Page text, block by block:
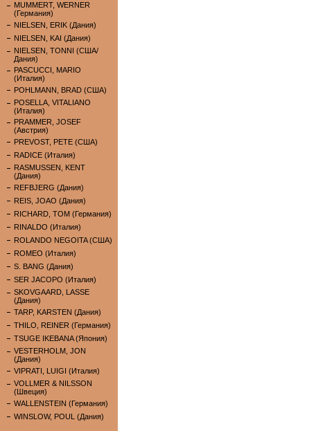
MUMMERT, WERNER
(Германия)
NIELSEN, ERIK (Дания)
NIELSEN, KAI (Дания)
NIELSEN, TONNI (США/
Дания)
PASCUCCI, MARIO
(Италия)
POHLMANN, BRAD (США)
POSELLA, VITALIANO
(Италия)
PRAMMER, JOSEF
(Австрия)
PREVOST, PETE (США)
RADICE (Италия)
RASMUSSEN, KENT
(Дания)
REFBJERG (Дания)
REIS, JOAO (Дания)
RICHARD, TOM (Германия)
RINALDO (Италия)
ROLANDO NEGOITA (США)
ROMEO (Италия)
S. BANG (Дания)
SER JACOPO (Италия)
SKOVGAARD, LASSE
(Дания)
TARP, KARSTEN (Дания)
THILO, REINER (Германия)
TSUGE IKEBANA (Япония)
VESTERHOLM, JON
(Дания)
VIPRATI, LUIGI (Италия)
VOLLMER & NILSSON
(Швеция)
WALLENSTEIN (Германия)
WINSLOW, POUL (Дания)